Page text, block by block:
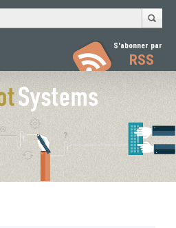
S'abonner par
RSS